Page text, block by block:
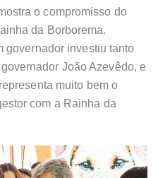
o compromisso do
da Borborema.
governador investiu tanto
João Azevêdo, e
muito bem o
com a Rainha da